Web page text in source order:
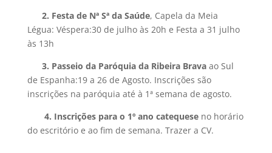
2. Festa de Nª Sª da Saúde, Capela da Meia
Légua: Véspera:30 de julho às 20h e Festa a 31 julho
às 13h
3. Passeio da Paróquia da Ribeira Bravaao Sul
de Espanha:19 a 26 de Agosto. Inscrições são
inscrições na paróquia até à 1ª semana de agosto.
4. Inscrições para o 1º ano catequeseno horário
do escritório e ao fim de semana. Trazer a CV.